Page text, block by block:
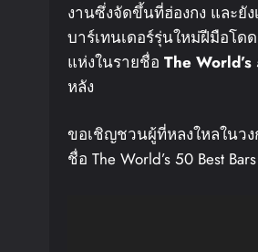
งานซึ่งจัดขึ้นที่ฮ่องกง และยั
บาร์เทนเดอร์รุ่นใหม่ฝีมือโด
แห่งในรายชื่อ The
หลัง
ขอเชิญชวนผู้ที่หลงใหลในว
ชื่อ The World’s 50 Best